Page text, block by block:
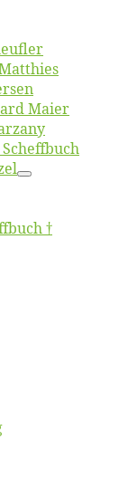
Maier
†